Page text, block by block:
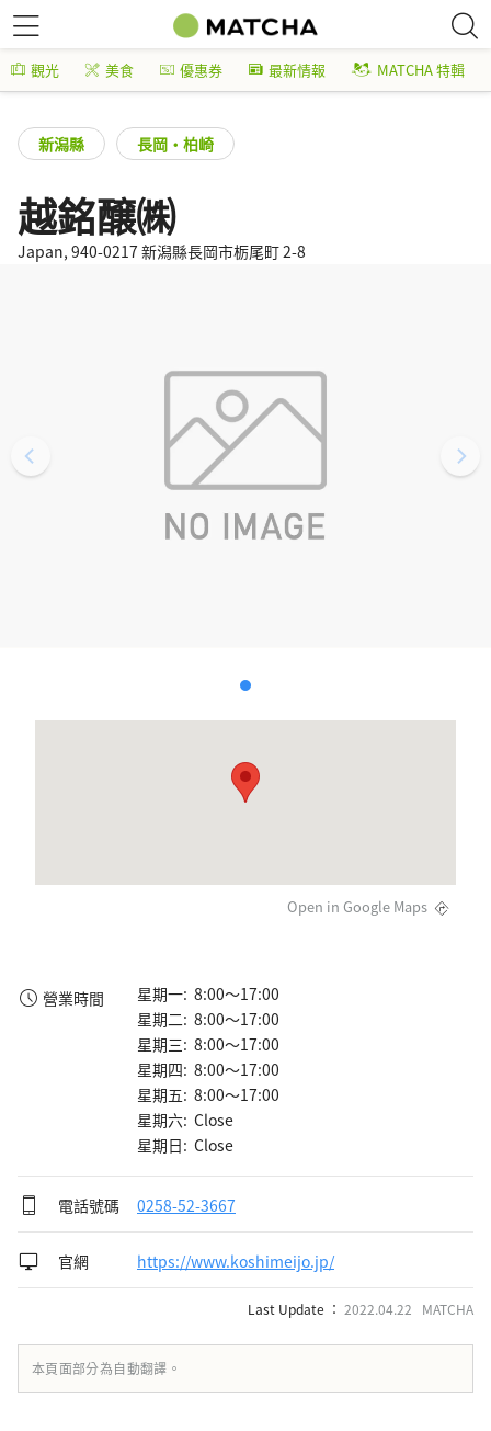
觀光 美食 優惠券 最新情報 MATCHA 特輯
新潟縣 長岡・柏崎
越銘醸㈱
Japan, 940-0217 新潟縣長岡市栃尾町 2-8
Open in Google Maps
營業時間
星期一: 8:00～17:00
星期二: 8:00～17:00
星期三: 8:00～17:00
星期四: 8:00～17:00
星期五: 8:00～17:00
星期六: Close
星期日: Close
電話號碼 0258-52-3667
官網 https://www.koshimeijo.jp/
Last Update ： 2022.04.22 MATCHA
本頁面部分為自動翻譯。